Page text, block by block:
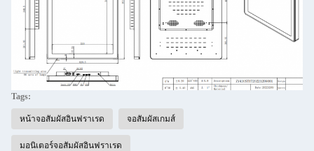
Tags:
หน้าจอสัมผัสอินฟราเรด จอสัมผัสเกมส์
มอนิเตอร์จอสัมผัสอินฟราเรด